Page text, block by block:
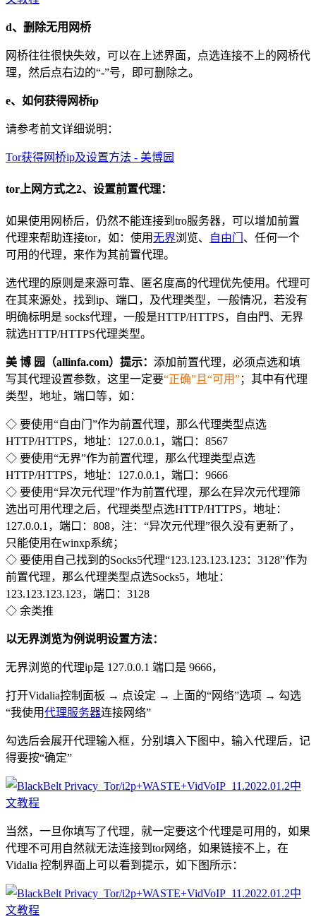
d、删除无用网桥
网桥往往很快失效，可以在上述界面，点选连接不上的网桥代
理，然后点右边的“-”号，即可删除之。
e、如何获得网桥ip
请参考前文详细说明：
Tor获得网桥ip及设置方法 - 美博园
tor上网方式之2、设置前置代理：
如果使用网桥后，仍然不能连接到tro服务器，可以增加前置
代理来帮助连接tor，如：使用无界浏览、 自由门 、任何一个
可用的代理，来作为其前置代理。
选代理的原则是来源可靠、匿名度高的代理优先使用。代理可
在其来源处，找到ip、端口，及代理类型，一般情况，若没有
明确标明是 socks代理，一般是HTTP/HTTPS，自由門、无界
就选HTTP/HTTPS代理类型。
美 博 园（allinfa.com）提示： 添加前置代理，必须点选和填
写其代理设置参数，这里一定要“正确”且“可用”；其中有代理
类型，地址，端口等，如：
◇ 要使用“自由门”作为前置代理，那么代理类型点选
HTTP/HTTPS，地址：127.0.0.1，端口：8567
◇ 要使用“无界”作为前置代理，那么代理类型点选
HTTP/HTTPS，地址：127.0.0.1，端口：9666
◇ 要使用“异次元代理”作为前置代理，那么在异次元代理筛
选出可用代理之后，代理类型点选HTTP/HTTPS，地址：
127.0.0.1，端口：808，注：“异次元代理”很久没有更新了，
只能使用在winxp系统；
◇ 要使用自己找到的Socks5代理“123.123.123.123：3128”作为
前置代理，那么代理类型点选Socks5，地址：
123.123.123.123，端口：3128
◇ 余类推
以无界浏览为例说明设置方法：
无界浏览的代理ip是 127.0.0.1 端口是 9666，
打开Vidalia控制面板 → 点设定 → 上面的“网络”选项 → 勾选
“我使用代理服务器连接网络”
勾选后会展开代理输入框，分别填入下图中，输入代理后，记
得要按“确定”
当然，一旦你填写了代理，就一定要这个代理是可用的，如果
代理不可用自然就无法连接到tor网络，如果链接不上，在
Vidalia 控制界面上可以看到提示，如下图所示：